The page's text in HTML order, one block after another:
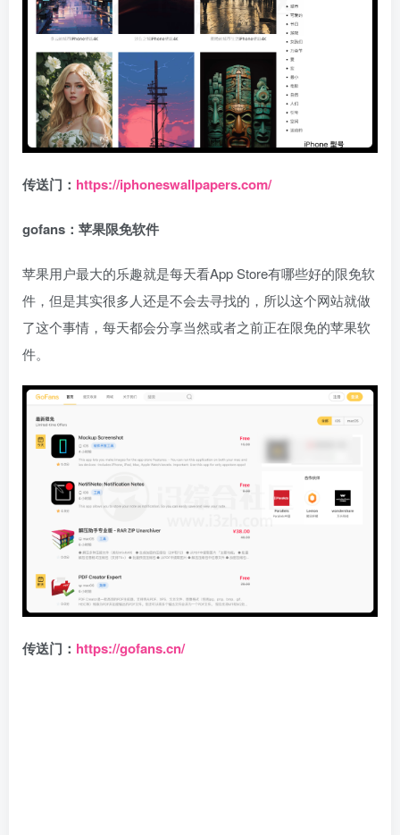
传送门： https://iphoneswallpapers.com/
gofans：苹果限免软件
苹果用户最大的乐趣就是每天看App Store有哪些好的限免软
件，但是其实很多人还是不会去寻找的，所以这个网站就做
了这个事情，每天都会分享当然或者之前正在限免的苹果软
件。
传送门： https://gofans.cn/